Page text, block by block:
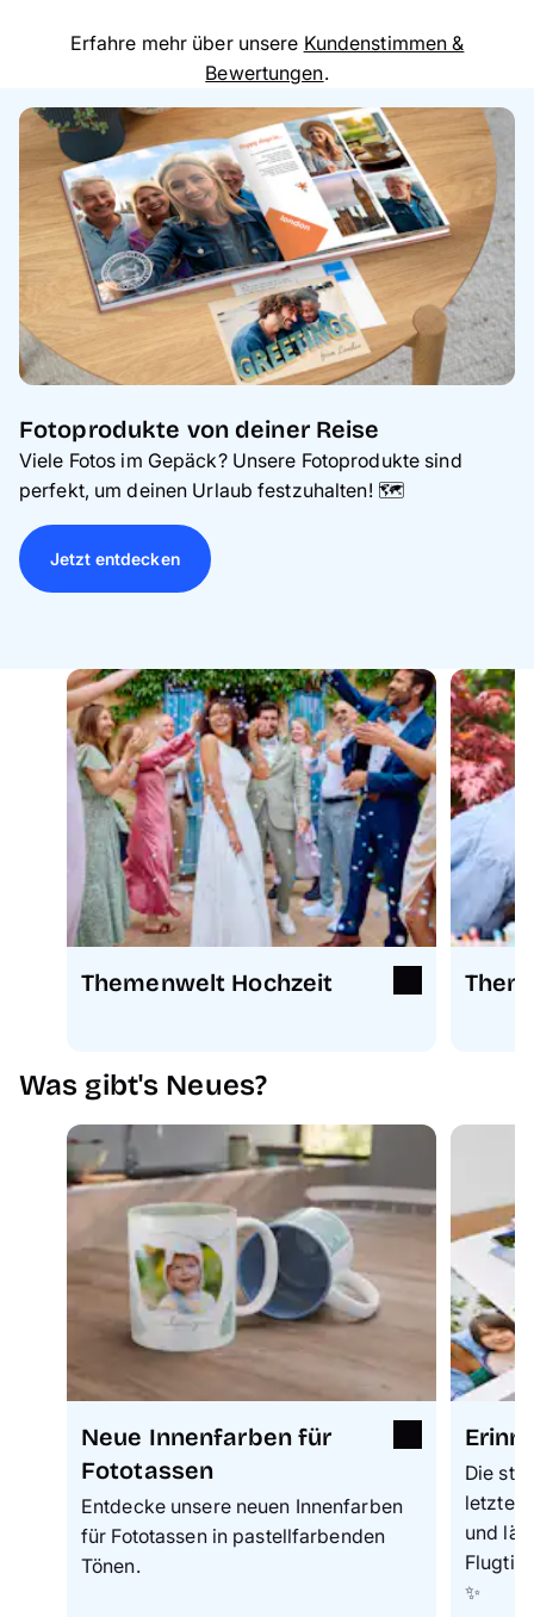
Erfahre mehr über unsere Kundenstimmen &
Bewertungen.
Fotoprodukte von deiner Reise
Viele Fotos im Gepäck? Unsere Fotoprodukte sind
perfekt, um deinen Urlaub festzuhalten! 🗺️
Jetzt entdecken
Themenwelt Hochzeit
Was gibt's Neues?
Neue Innenfarben für
Fototassen
Entdecke unsere neuen Innenfarben
für Fototassen in pastellfarbenden
Tönen.
Die
letzten
und
✨